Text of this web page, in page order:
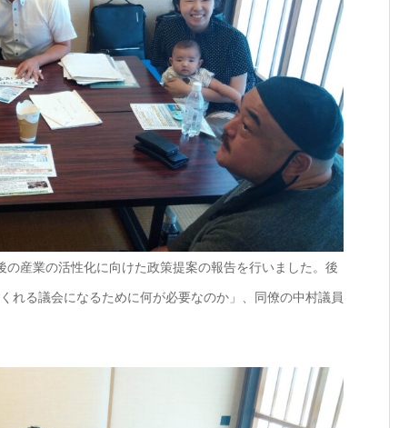
産業の活性化に向けた政策提案の報告を行いました。後
れる議会になるために何が必要なのか」、同僚の中村議員